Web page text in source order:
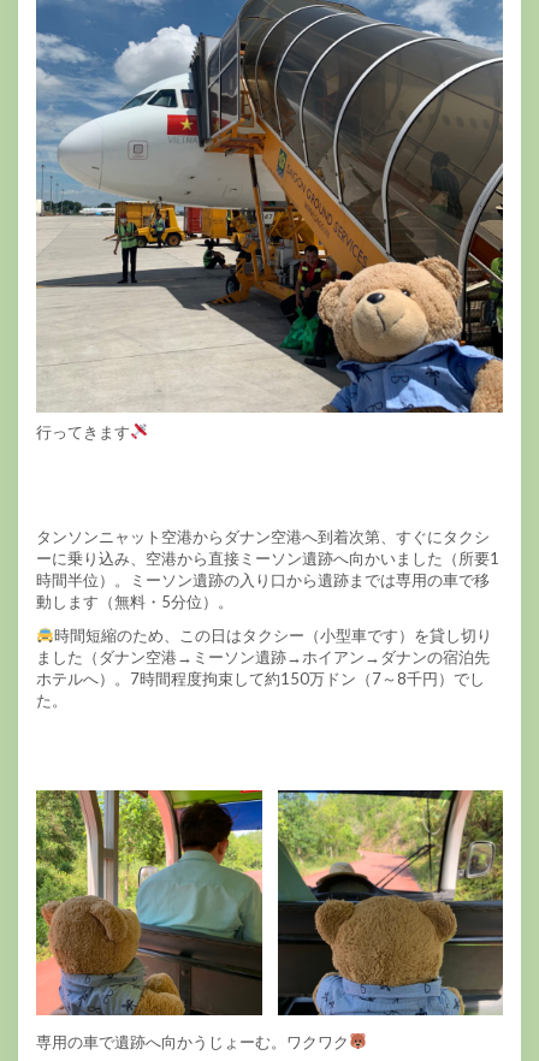
行ってきます
タンソンニャット空港からダナン空港へ到着次第、すぐにタクシ
ーに乗り込み、空港から直接ミーソン遺跡へ向かいました（所要1
時間半位）。ミーソン遺跡の入り口から遺跡までは専用の車で移
動します（無料・5分位）。
時間短縮のため、この日はタクシー（小型車です）を貸し切り
ました（ダナン空港→ミーソン遺跡→ホイアン→ダナンの宿泊先
ホテルへ）。7時間程度拘束して約150万ドン（7～8千円）でし
た。
専用の車で遺跡へ向かうじょーむ。ワクワク